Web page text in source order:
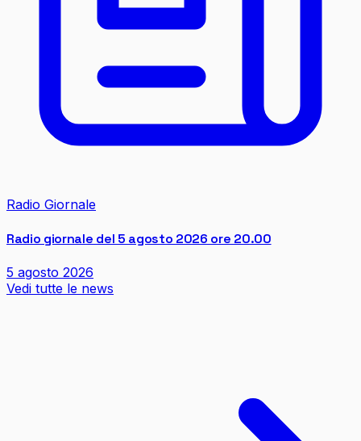
Radio Giornale
Radio giornale del 5 agosto 2026 ore 20.00
5 agosto 2026
Vedi tutte le news